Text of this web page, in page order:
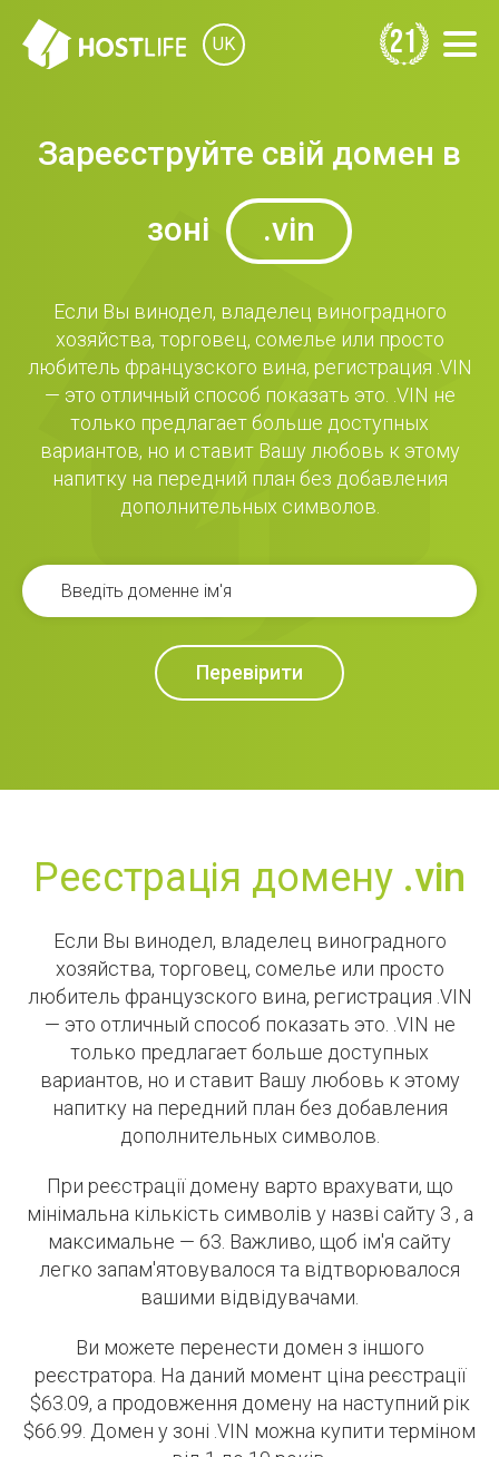
UK 21
Зареєструйте свій домен в
зоні
.vin
Если Вы винодел, владелец виноградного
хозяйства, торговец, сомелье или просто
любитель французского вина, регистрация .VIN
— это отличный способ показать это. .VIN не
только предлагает больше доступных
вариантов, но и ставит Вашу любовь к этому
напитку на передний план без добавления
дополнительных символов.
Перевірити
Реєстрація домену .vin
Если Вы винодел, владелец виноградного
хозяйства, торговец, сомелье или просто
любитель французского вина, регистрация .VIN
— это отличный способ показать это. .VIN не
только предлагает больше доступных
вариантов, но и ставит Вашу любовь к этому
напитку на передний план без добавления
дополнительных символов.
При реєстрації домену варто врахувати, що
мінімальна кількість символів у назві сайту 3 , а
максимальне — 63. Важливо, щоб ім'я сайту
легко запам'ятовувалося та відтворювалося
вашими відвідувачами.
Ви можете перенести домен з іншого
реєстратора. На даний момент ціна реєстрації
$63.09, а продовження домену на наступний рік
$66.99. Домен у зоні .VIN можна купити терміном